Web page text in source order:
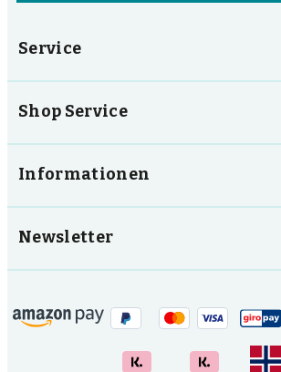
Service
Shop Service
Informationen
Newsletter